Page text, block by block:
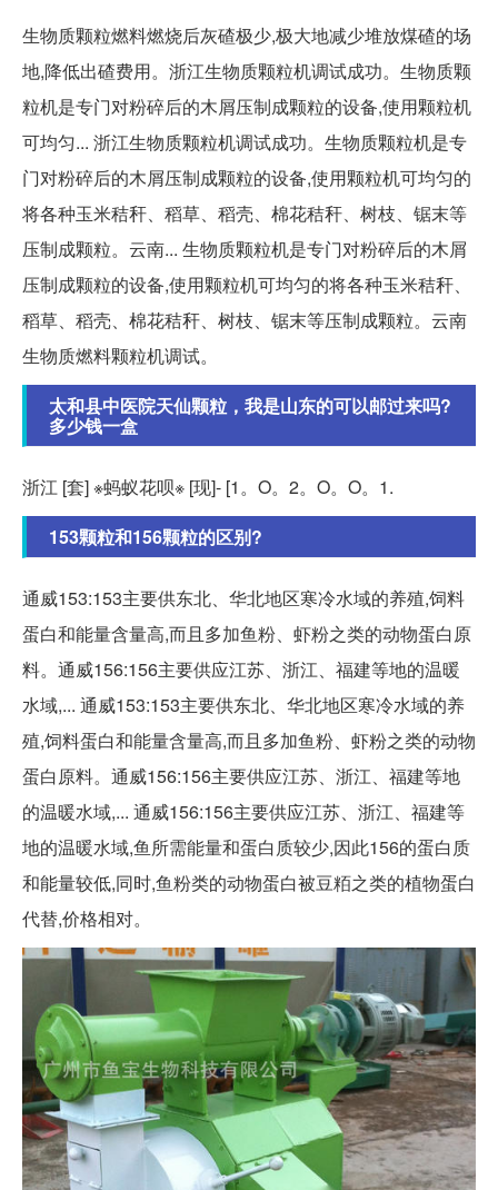
生物质颗粒燃料燃烧后灰碴极少,极大地减少堆放煤碴的场
地,降低出碴费用。浙江生物质颗粒机调试成功。生物质颗
粒机是专门对粉碎后的木屑压制成颗粒的设备,使用颗粒机
可均匀... 浙江生物质颗粒机调试成功。生物质颗粒机是专
门对粉碎后的木屑压制成颗粒的设备,使用颗粒机可均匀的
将各种玉米秸秆、稻草、稻壳、棉花秸秆、树枝、锯末等
压制成颗粒。云南... 生物质颗粒机是专门对粉碎后的木屑
压制成颗粒的设备,使用颗粒机可均匀的将各种玉米秸秆、
稻草、稻壳、棉花秸秆、树枝、锯末等压制成颗粒。云南
生物质燃料颗粒机调试。
太和县中医院天仙颗粒，我是山东的可以邮过来吗?
多少钱一盒
浙江 [套] ※蚂蚁花呗※ [现]- [1。O。2。O。O。1.
153颗粒和156颗粒的区别?
通威153:153主要供东北、华北地区寒冷水域的养殖,饲料
蛋白和能量含量高,而且多加鱼粉、虾粉之类的动物蛋白原
料。通威156:156主要供应江苏、浙江、福建等地的温暖
水域,... 通威153:153主要供东北、华北地区寒冷水域的养
殖,饲料蛋白和能量含量高,而且多加鱼粉、虾粉之类的动物
蛋白原料。通威156:156主要供应江苏、浙江、福建等地
的温暖水域,... 通威156:156主要供应江苏、浙江、福建等
地的温暖水域,鱼所需能量和蛋白质较少,因此156的蛋白质
和能量较低,同时,鱼粉类的动物蛋白被豆粨之类的植物蛋白
代替,价格相对。